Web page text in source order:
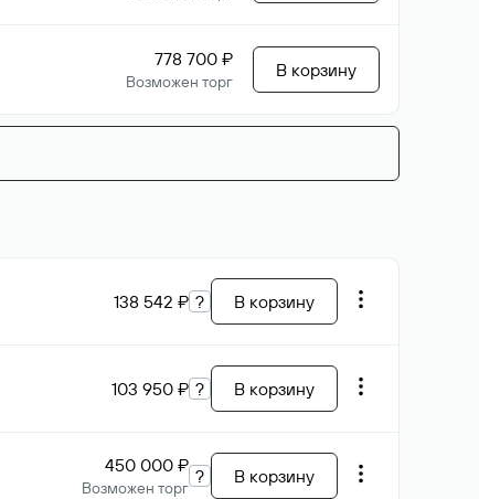
778 700 ₽
Возможен торг
В корзину
138 542 ₽ ? В корзину
103 950 ₽ ? В корзину
450 000 ₽
Возможен торг
? В корзину